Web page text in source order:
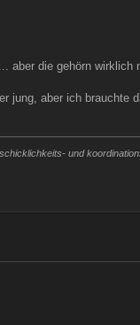
aber die gehörn wirklich
jung, aber ich brauchte
und